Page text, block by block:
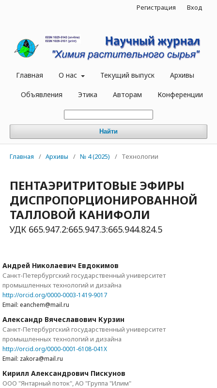
Главная О нас Текущий выпуск Архивы
Объявления Этика Авторам Конференции
Найти
Регистрация Вход
Главная / Архивы / № 4 (2025) / Технологии
ПЕНТАЭРИТРИТОВЫЕ ЭФИРЫ
ДИСПРОПОРЦИОНИРОВАННОЙ
ТАЛЛОВОЙ КАНИФОЛИ
УДК 665.947.2:665.947.3:665.944.824.5
Андрей Николаевич Евдокимов
Санкт-Петербургский государственный университет
промышленных технологий и дизайна
http://orcid.org/0000-0003-1419-9017
Email: eanchem@mail.ru
Александр Вячеславович Курзин
Санкт-Петербургский государственный университет
промышленных технологий и дизайна
http://orcid.org/0000-0001-6108-041X
Email: zakora@mail.ru
Кирилл Александрович Пискунов
ООО "Янтарный поток", АО "Группа "Илим"